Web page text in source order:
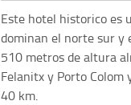
Este hotel historico es
dominan el norte sur y
510 metros de altura
Felanitx y Porto Colom
40 km.